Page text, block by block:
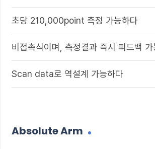
초당 210,000point 측정 가능하다
비접촉식이며, 측정결과 즉시 피드백 가
Scan data로 역설계 가능하다
Absolute Arm